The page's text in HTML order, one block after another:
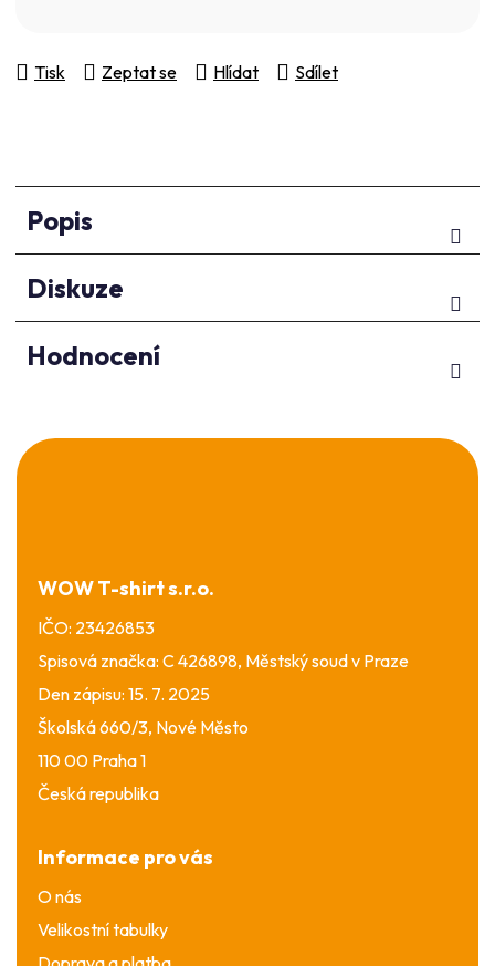
Tisk Zeptat se Hlídat Sdílet
Popis
Diskuze
Hodnocení
Z
á
WOW T-shirt s.r.o.
IČO: 23426853
Spisová značka: C 426898, Městský soud v Praze
Den zápisu: 15. 7. 2025
Školská 660/3, Nové Město
110 00 Praha 1
Česká republika
Informace pro vás
O nás
Velikostní tabulky